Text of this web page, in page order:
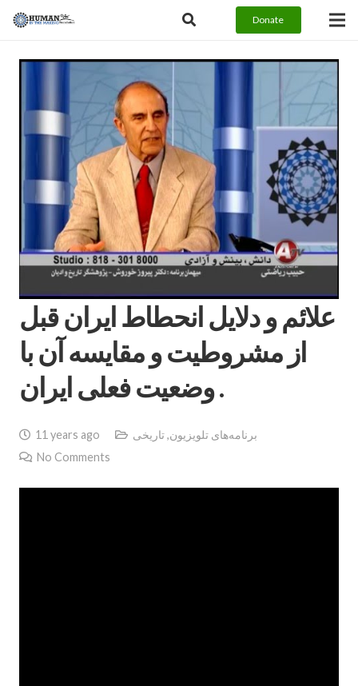
Donate
علائم و دلايل انحطاط ايران قبل
از مشروطيت و مقايسه آن با
وضعيت فعلى ايران .
11 years ago برنامه‌های تلویزیون,تاریخی
No Comments